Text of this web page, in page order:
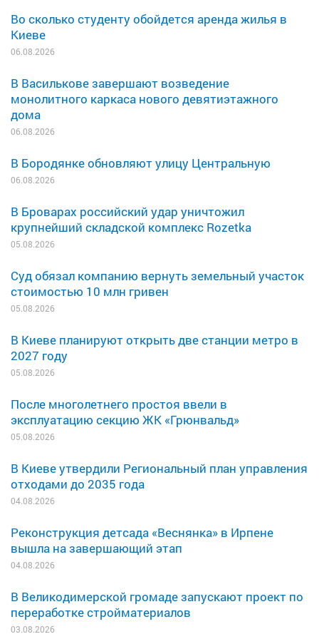
Во сколько студенту обойдется аренда жилья в
Киеве
06.08.2026
В Василькове завершают возведение
монолитного каркаса нового девятиэтажного
дома
06.08.2026
В Бородянке обновляют улицу Центральную
06.08.2026
В Броварах российский удар уничтожил
крупнейший складской комплекс Rozetka
05.08.2026
Суд обязал компанию вернуть земельный участок
стоимостью 10 млн гривен
05.08.2026
В Киеве планируют открыть две станции метро в
2027 году
05.08.2026
После многолетнего простоя ввели в
эксплуатацию секцию ЖК «Грюнвальд»
05.08.2026
В Киеве утвердили Региональный план управления
отходами до 2035 года
04.08.2026
Реконструкция детсада «Веснянка» в Ирпене
вышла на завершающий этап
04.08.2026
В Великодимерской громаде запускают проект по
переработке стройматериалов
03.08.2026